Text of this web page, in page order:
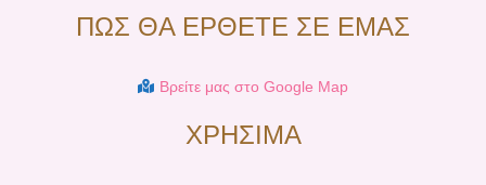
ΠΩΣ ΘΑ ΕΡΘΕΤΕ ΣΕ ΕΜΑΣ
Βρείτε μας στο Google Map
ΧΡΗΣΙΜΑ